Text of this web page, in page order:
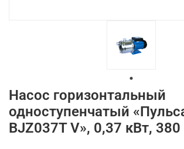
Насос горизонтальный
одноступенчатый
BJZ037T V», 0,37 кВт, 380